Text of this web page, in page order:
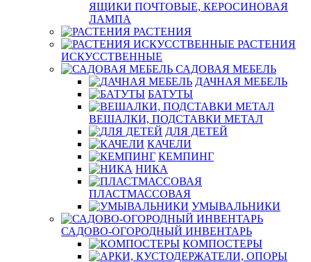
ЯЩИКИ ПОЧТОВЫЕ, КЕРОСИНОВАЯ
ЛАМПА
РАСТЕНИЯ
РАСТЕНИЯ
ИСКУССТВЕННЫЕ
САДОВАЯ МЕБЕЛЬ
ДАЧНАЯ МЕБЕЛЬ
БАТУТЫ
ВЕШАЛКИ, ПОДСТАВКИ МЕТАЛ
ДЛЯ ДЕТЕЙ
КАЧЕЛИ
КЕМПИНГ
НИКА
ПЛАСТМАССОВАЯ
УМЫВАЛЬНИКИ
САДОВО-ОГОРОДНЫЙ ИНВЕНТАРЬ
КОМПОСТЕРЫ